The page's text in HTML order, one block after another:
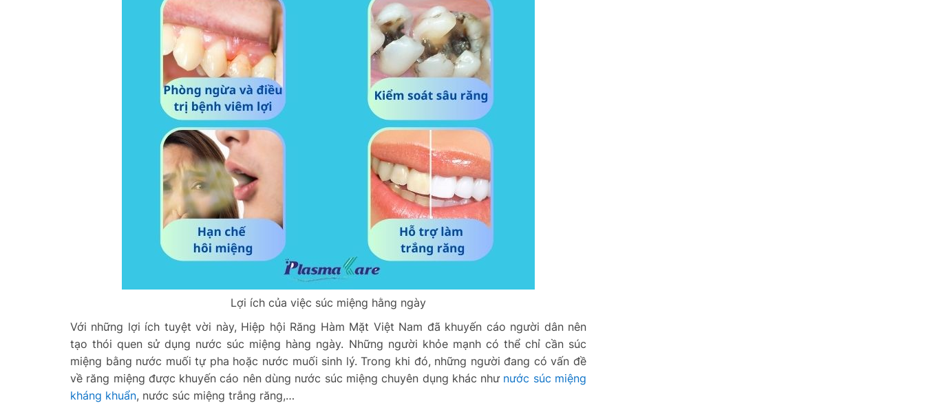
Lợi ích của việc súc miệng hằng ngày
Với những lợi ích tuyệt vời này, Hiệp hội Răng Hàm Mặt Việt Nam đã khuyến cáo người dân nên
tạo thói quen sử dụng nước súc miệng hàng ngày. Những người khỏe mạnh có thể chỉ cần súc
miệng bằng nước muối tự pha hoặc nước muối sinh lý. Trong khi đó, những người đang có vấn đề
về răng miệng được khuyến cáo nên dùng nước súc miệng chuyên dụng khác như nước súc miệng
kháng khuẩn, nước súc miệng trắng răng,…